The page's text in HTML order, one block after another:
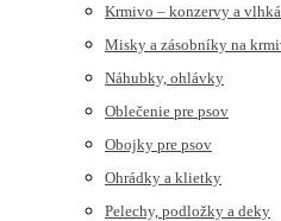
Krmivo – konzervy a
Misky a zásobníky na
Náhubky, ohlávky
Oblečenie pre psov
Obojky pre psov
Ohrádky a klietky
Pelechy, podložky a deky